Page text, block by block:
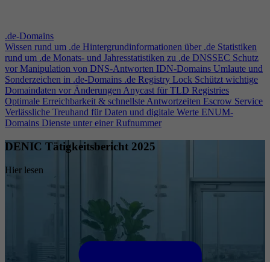
.de-Domains
Wissen rund um .de Hintergrundinformationen über .de Statistiken
rund um .de Monats- und Jahresstatistiken zu .de DNSSEC Schutz
vor Manipulation von DNS-Antworten IDN-Domains Umlaute und
Sonderzeichen in .de-Domains .de Registry Lock Schützt wichtige
Domaindaten vor ÄnderungenAnycast für TLD Registries
Optimale Erreichbarkeit & schnellste Antwortzeiten Escrow Service
Verlässliche Treuhand für Daten und digitale Werte ENUM-
Domains Dienste unter einer Rufnummer
DENIC Tätigkeitsbericht 2025
Hier lesen